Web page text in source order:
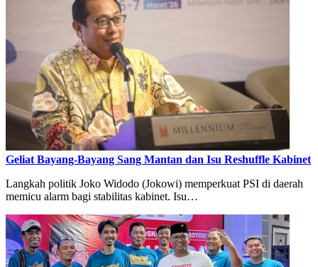
Geliat Bayang-Bayang Sang Mantan dan Isu Reshuffle Kabinet
Langkah politik Joko Widodo (Jokowi) memperkuat PSI di daerah
memicu alarm bagi stabilitas kabinet. Isu…